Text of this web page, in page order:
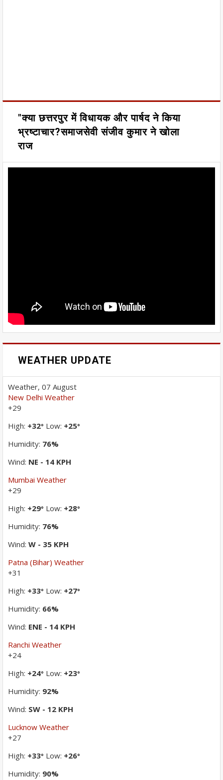
"क्या छत्तरपुर में विधायक और पार्षद ने किया
भ्रष्टाचार?समाजसेवी संजीव कुमार ने खोला
राज
WEATHER UPDATE
Weather, 07 August
New Delhi Weather
+29
High: +32° Low: +25°
Humidity: 76%
Wind: NE - 14 KPH
Mumbai Weather
+29
High: +29° Low: +28°
Humidity: 76%
Wind: W - 35 KPH
Patna (Bihar) Weather
+31
High: +33° Low: +27°
Humidity: 66%
Wind: ENE - 14 KPH
Ranchi Weather
+24
High: +24° Low: +23°
Humidity: 92%
Wind: SW - 12 KPH
Lucknow Weather
+27
High: +33° Low: +26°
Humidity: 90%